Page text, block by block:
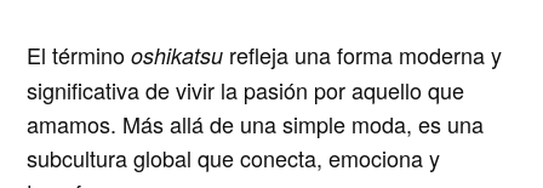
El términooshikatsu refleja una forma moderna y
significativa de vivir la pasión por aquello que
amamos. Más allá de una simple moda, es una
subcultura global que conecta, emociona y